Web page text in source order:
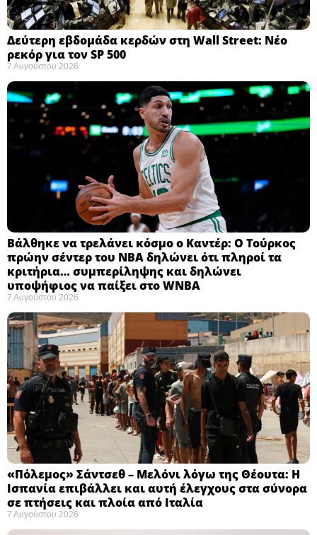
Δεύτερη εβδομάδα κερδών στη Wall Street: Νέο
ρεκόρ για τον SP 500
7 Αυγούστου 2026
Βάλθηκε να τρελάνει κόσμο ο Καντέρ: Ο Τούρκος
πρώην σέντερ του NBA δηλώνει ότι πληροί τα
κριτήρια… συμπερίληψης και δηλώνει
υποψήφιος να παίξει στο WNBA
7 Αυγούστου 2026
«Πόλεμος» Σάντσεθ – Μελόνι λόγω της Θέουτα: Η
Ισπανία επιβάλλει και αυτή έλεγχους στα σύνορα
σε πτήσεις και πλοία από Ιταλία
7 Αυγούστου 2026